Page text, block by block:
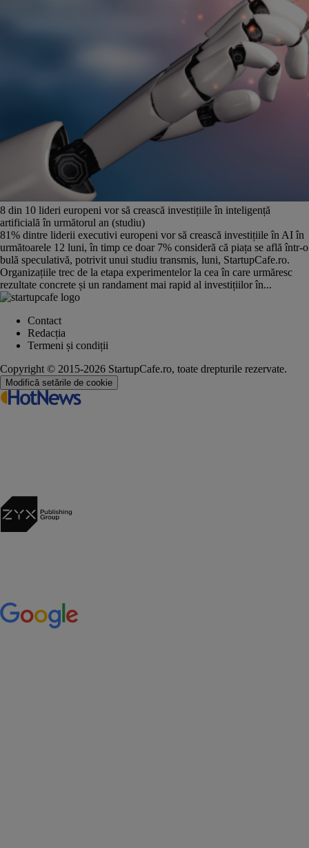
8 din 10 lideri europeni vor să crească investițiile în inteligență
artificială în următorul an (studiu)
81% dintre liderii executivi europeni vor să crească investițiile în AI în
următoarele 12 luni, în timp ce doar 7% consideră că piața se află într-o
bulă speculativă, potrivit unui studiu transmis, luni, StartupCafe.ro.
Organizațiile trec de la etapa experimentelor la cea în care urmăresc
rezultate concrete și un randament mai rapid al investițiilor în...
Contact
Redacția
Termeni și condiții
Copyright © 2015-2026 StartupCafe.ro, toate drepturile rezervate.
Modifică setările de cookie